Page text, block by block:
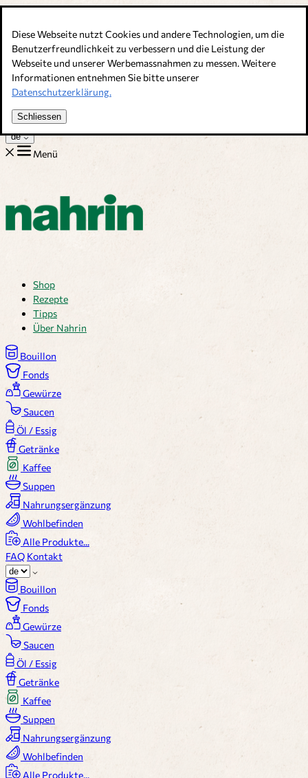
Diese Webseite nutzt Cookies und andere Technologien, um die
Benutzerfreundlichkeit zu verbessern und die Leistung der
Webseite und unserer Werbemassnahmen zu messen. Weitere
Informationen entnehmen Sie bitte unserer
Datenschutzerklärung.
Schliessen
Bouillons, Gewürze & Nahrungsergänzung. Schweizer Qualität
Kundenservice
Rezepte
Tipps
Über uns
Jobs
de
Menü
Shop
Rezepte
Tipps
Über Nahrin
Bouillon
Fonds
Gewürze
Saucen
Öl / Essig
Getränke
Kaffee
Suppen
Nahrungsergänzung
Wohlbefinden
Alle Produkte...
FAQ Kontakt
Bouillon
Fonds
Gewürze
Saucen
Öl / Essig
Getränke
Kaffee
Suppen
Nahrungsergänzung
Wohlbefinden
Alle Produkte...